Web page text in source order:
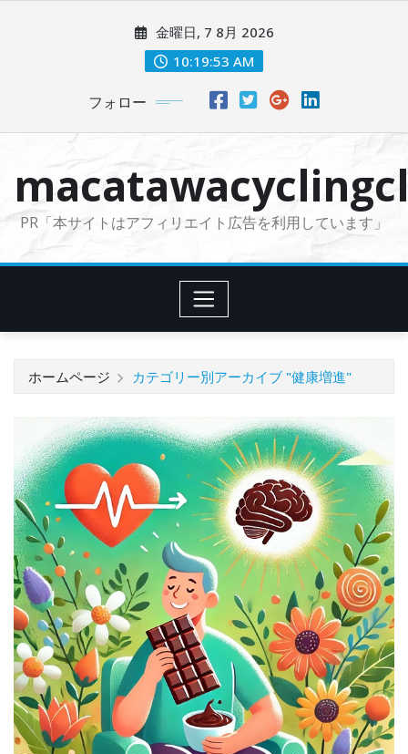
に
金曜日, 7 8月 2026
10:19:54 AM
フォロー
PR「本サイトはアフィリエイト広告を利用しています」
ホームページ カテゴリー別アーカイブ "健康増進"